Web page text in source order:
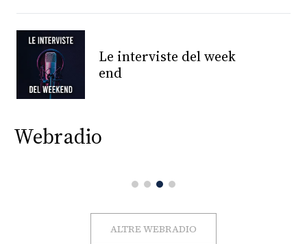
MONACO
RMC
CONSIGLIA
Le interviste del week
end
Webradio
ALTRE WEBRADIO